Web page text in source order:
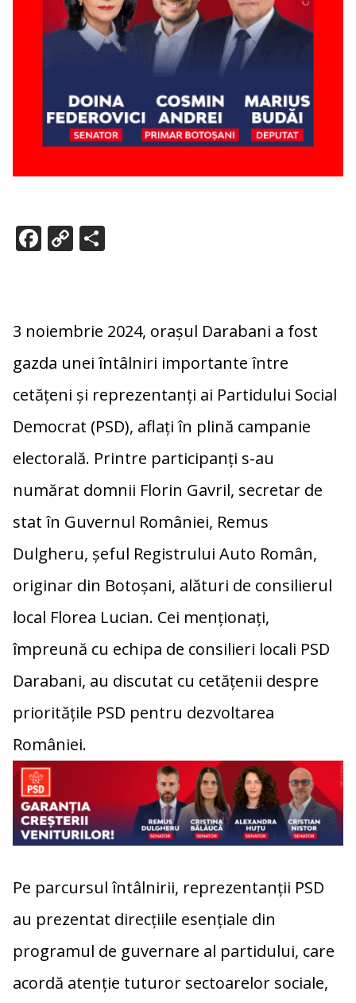
F
o
o
k
C
Li
n
k
P
az
ă
3 noiembrie 2024, orașul Darabani a fost
gazda unei întâlniri importante între
cetățeni și reprezentanți ai Partidului Social
Democrat (PSD), aflați în plină campanie
electorală. Printre participanți s-au
numărat domnii Florin Gavril, secretar de
stat în Guvernul României, Remus
Dulgheru, șeful Registrului Auto Român,
originar din Botoșani, alături de consilierul
local Florea Lucian. Cei menționați,
împreună cu echipa de consilieri locali PSD
Darabani, au discutat cu cetățenii despre
prioritățile PSD pentru dezvoltarea
României.
Pe parcursul întâlnirii, reprezentanții PSD
au prezentat direcțiile esențiale din
programul de guvernare al partidului, care
acordă atenție tuturor sectoarelor sociale,